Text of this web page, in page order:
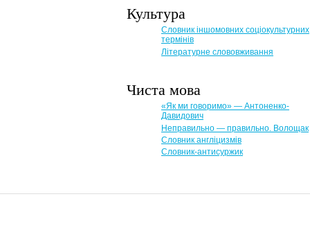
Культура
Словник іншомовних соціокультурних
термінів
Літературне слововживання
Чиста мова
«Як ми говоримо» — Антоненко-
Давидович
Неправильно — правильно. Волощак
Словник англіцизмів
Словник-антисуржик